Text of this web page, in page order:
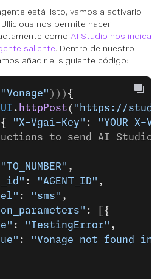
está listo, vamos a activarlo
nos permite hacer
como AI Studio nos indica
saliente. Dentro de nuestro
añadir el siguiente código:
"Vonage" ))) {
UI . httpPost ( "https://studio-
"X-Vgai-Key" :
"YOUR X-
to send AI Studio
"TO_NUMBER" ,
: "AGENT_ID" ,
: "sms" ,
: [{
: "TestingError" ,
:
"Vonage not found in